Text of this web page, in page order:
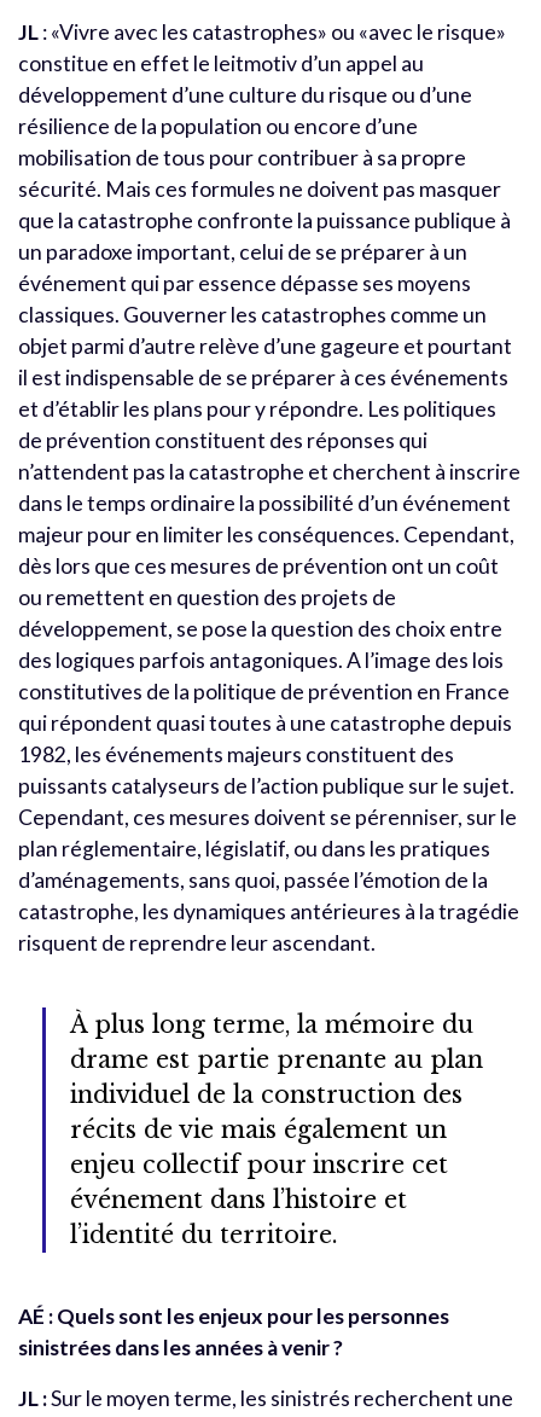
JL: «Vivre avec les catastrophes» ou «avec le risque»
constitue en effet le leitmotiv d’un appel au
développement d’une culture du risque ou d’une
résilience de la population ou encore d’une
mobilisation de tous pour contribuer à sa propre
sécurité. Mais ces formules ne doivent pas masquer
que la catastrophe confronte la puissance publique à
un paradoxe important, celui de se préparer à un
événement qui par essence dépasse ses moyens
classiques. Gouverner les catastrophes comme un
objet parmi d’autre relève d’une gageure et pourtant
il est indispensable de se préparer à ces événements
et d’établir les plans pour y répondre. Les politiques
de prévention constituent des réponses qui
n’attendent pas la catastrophe et cherchent à inscrire
dans le temps ordinaire la possibilité d’un événement
majeur pour en limiter les conséquences. Cependant,
dès lors que ces mesures de prévention ont un coût
ou remettent en question des projets de
développement, se pose la question des choix entre
des logiques parfois antagoniques. A l’image des lois
constitutives de la politique de prévention en France
qui répondent quasi toutes à une catastrophe depuis
1982, les événements majeurs constituent des
puissants catalyseurs de l’action publique sur le sujet.
Cependant, ces mesures doivent se pérenniser, sur le
plan réglementaire, législatif, ou dans les pratiques
d’aménagements, sans quoi, passée l’émotion de la
catastrophe, les dynamiques antérieures à la tragédie
risquent de reprendre leur ascendant.
À plus long terme, la mémoire du
drame est partie prenante au plan
individuel de la construction des
récits de vie mais également un
enjeu collectif pour inscrire cet
événement dans l’histoire et
l’identité du territoire.
AÉ : Quels sont les enjeux pour les personnes
sinistrées dans les années à venir ?
JL :Sur le moyen terme, les sinistrés recherchent une